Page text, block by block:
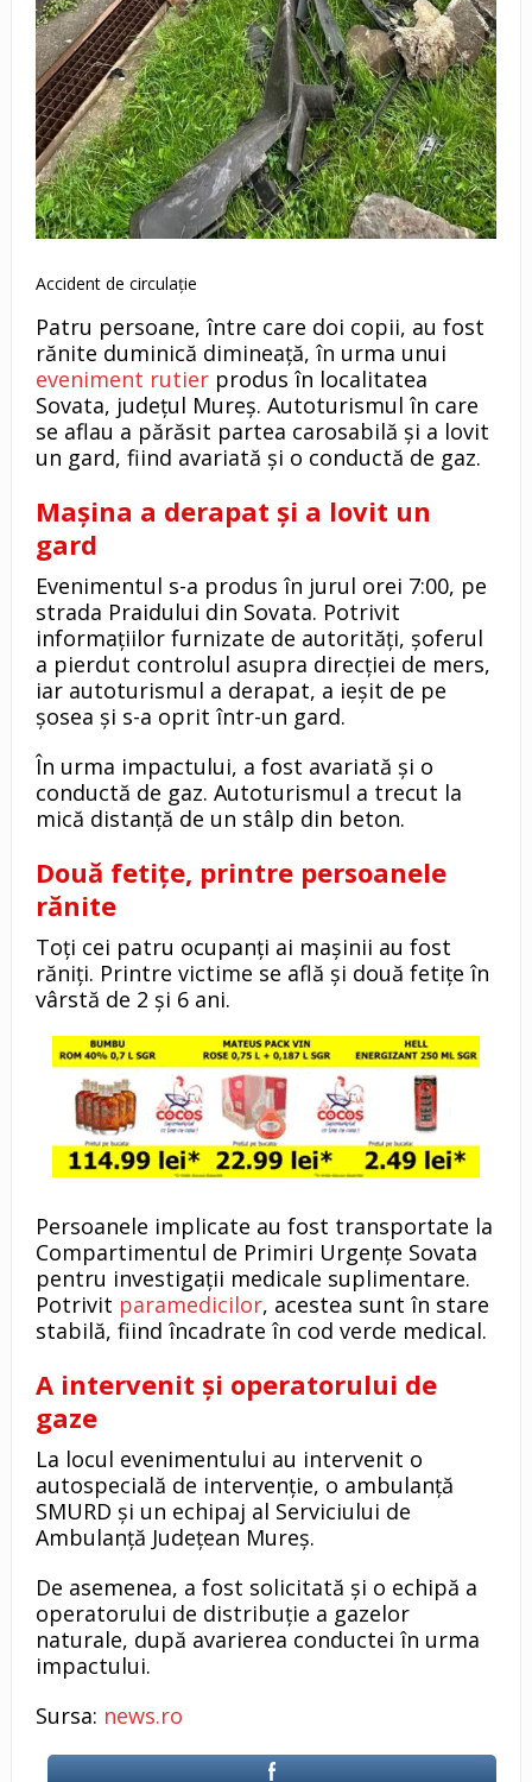
Accident de circulație
Patru persoane, între care doi copii, au fost
rănite duminică dimineaţă, în urma unui
eveniment rutierprodus în localitatea
Sovata, judeţul Mureş. Autoturismul în care
se aflau a părăsit partea carosabilă şi a lovit
un gard, fiind avariată şi o conductă de gaz.
Maşina a derapat şi a lovit un
gard
Evenimentul s-a produs în jurul orei 7:00, pe
strada Praidului din Sovata. Potrivit
informaţiilor furnizate de autorităţi, şoferul
a pierdut controlul asupra direcţiei de mers,
iar autoturismul a derapat, a ieşit de pe
şosea şi s-a oprit într-un gard.
În urma impactului, a fost avariată şi o
conductă de gaz. Autoturismul a trecut la
mică distanţă de un stâlp din beton.
Două fetiţe, printre persoanele
rănite
Toţi cei patru ocupanţi ai maşinii au fost
răniţi. Printre victime se află şi două fetiţe în
vârstă de 2 şi 6 ani.
Persoanele implicate au fost transportate la
Compartimentul de Primiri Urgenţe Sovata
pentru investigaţii medicale suplimentare.
Potrivit paramedicilor, acestea sunt în stare
stabilă, fiind încadrate în cod verde medical.
A intervenit şi operatorului de
gaze
La locul evenimentului au intervenit o
autospecială de intervenţie, o ambulanţă
SMURD şi un echipaj al Serviciului de
Ambulanţă Judeţean Mureş.
De asemenea, a fost solicitată şi o echipă a
operatorului de distribuţie a gazelor
naturale, după avarierea conductei în urma
impactului.
Sursa: news.ro